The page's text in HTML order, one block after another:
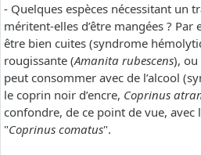
- Quelques espèces nécessitant un
méritent-elles d’être mangées ?
être bien cuites (syndrome
rougissante (Amanita rubescens), ou
peut consommer avec de l’alcool
le coprin noir d’encre, Coprinus
confondre, de ce point de vue, avec
"Coprinus comatus".